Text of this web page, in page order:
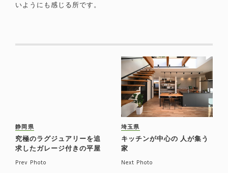
いようにも感じる所です。
静岡県
究極のラグジュアリーを追
求したガレージ付きの平屋
Prev Photo
埼玉県
キッチンが中心の 人が集う
家
Next Photo